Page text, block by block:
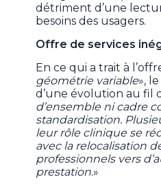
détriment d’une
besoins des usagers.
Offre de services
En ce qui a trait à
géométrie variable»,
d’une évolution au fil
d’ensemble ni cadre
standardisation.
leur rôle clinique se
avec la relocalisation
professionnels vers
prestation.»